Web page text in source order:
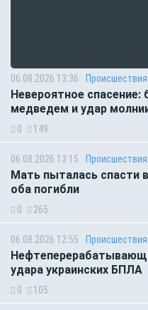
06.08.2026 13:36 Происшествия
Невероятное
медведем и удар
0 149
06.08.2026 13:15 Происшествия
Мать пыталась спасти
оба погибли
0 265
06.08.2026 12:55 Происшествия
удара украинских БПЛА
0 105